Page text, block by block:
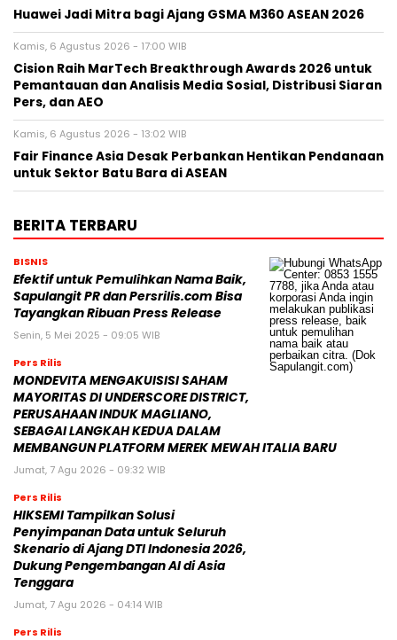
Huawei Jadi Mitra bagi Ajang GSMA M360 ASEAN 2026
Kamis, 6 Agustus 2026 - 17:00 WIB
Cision Raih MarTech Breakthrough Awards 2026 untuk
Pemantauan dan Analisis Media Sosial, Distribusi Siaran
Pers, dan AEO
Kamis, 6 Agustus 2026 - 13:02 WIB
Fair Finance Asia Desak Perbankan Hentikan Pendanaan
untuk Sektor Batu Bara di ASEAN
BERITA TERBARU
BISNIS
Efektif untuk Pemulihkan Nama Baik,
Sapulangit PR dan Persrilis.com Bisa
Tayangkan Ribuan Press Release
Senin, 5 Mei 2025 - 09:05 WIB
Pers Rilis
MONDEVITA MENGAKUISISI SAHAM
MAYORITAS DI UNDERSCORE DISTRICT,
PERUSAHAAN INDUK MAGLIANO,
SEBAGAI LANGKAH KEDUA DALAM
MEMBANGUN PLATFORM MEREK MEWAH ITALIA BARU
Jumat, 7 Agu 2026 - 09:32 WIB
Pers Rilis
HIKSEMI Tampilkan Solusi
Penyimpanan Data untuk Seluruh
Skenario di Ajang DTI Indonesia 2026,
Dukung Pengembangan AI di Asia
Tenggara
Jumat, 7 Agu 2026 - 04:14 WIB
Pers Rilis